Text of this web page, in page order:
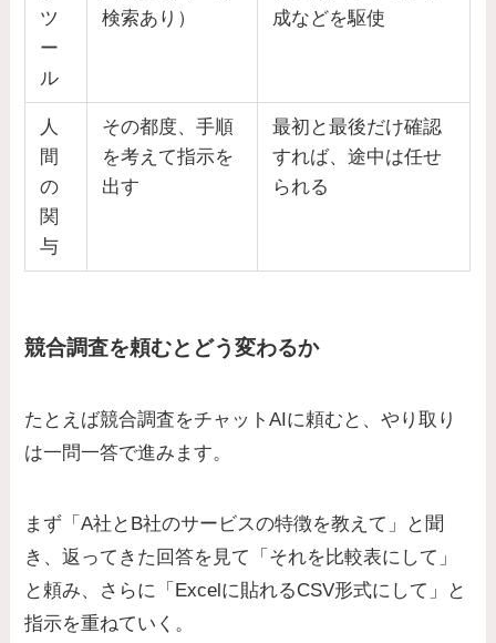
ツ
ー
ル
検索あり）
成などを駆使
人
間
の
関
与
その都度、手順
を考えて指示を
出す
最初と最後だけ確認
すれば、途中は任せ
られる
競合調査を頼むとどう変わるか
たとえば競合調査をチャットAIに頼むと、やり取り
は一問一答で進みます。
まず「A社とB社のサービスの特徴を教えて」と聞
き、返ってきた回答を見て「それを比較表にして」
と頼み、さらに「Excelに貼れるCSV形式にして」と
指示を重ねていく。